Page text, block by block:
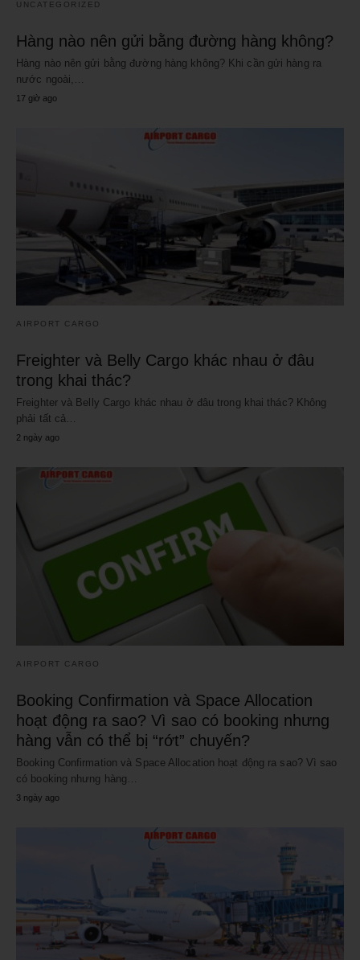
UNCATEGORIZED
Hàng nào nên gửi bằng đường hàng không?
Hàng nào nên gửi bằng đường hàng không? Khi cần gửi hàng ra
nước ngoài,…
17 giờ ago
AIRPORT CARGO
Freighter và Belly Cargo khác nhau ở đâu
trong khai thác?
Freighter và Belly Cargo khác nhau ở đâu trong khai thác? Không
phải tất cả…
2 ngày ago
AIRPORT CARGO
Booking Confirmation và Space Allocation
hoạt động ra sao? Vì sao có booking nhưng
hàng vẫn có thể bị “rớt” chuyến?
Booking Confirmation và Space Allocation hoạt động ra sao? Vì sao
có booking nhưng hàng…
3 ngày ago